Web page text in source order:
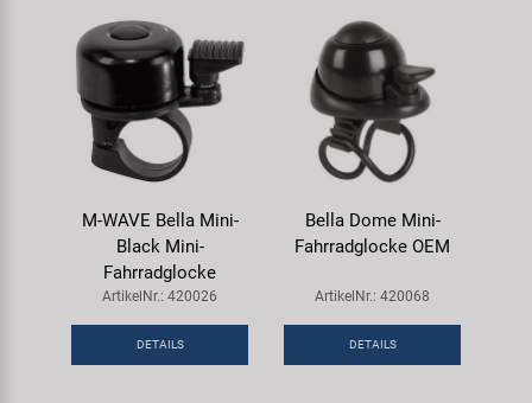
M-WAVE Bella Mini-
Black Mini-
Fahrradglocke
ArtikelNr.: 420026
DETAILS
Bella Dome Mini-
Fahrradglocke OEM
ArtikelNr.: 420068
DETAILS